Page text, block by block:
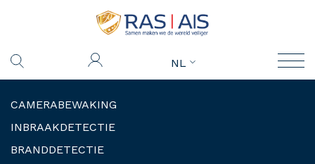
NL
CAMERABEWAKING
INBRAAKDETECTIE
BRANDDETECTIE